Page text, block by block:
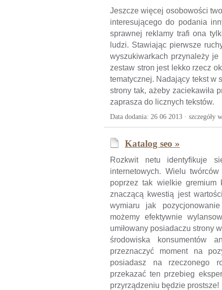
Jeszcze więcej osobowości
interesującego do podania
sprawnej reklamy trafi ona
ludzi. Stawiając pierwsze
wyszukiwarkach przynależy
zestaw stron jest lekko rzecz
tematycznej. Nadający tekst w
strony tak, ażeby zaciekawiła
zaprasza do licznych tekstów.
Data dodania: 26 06 2013 · szczegóły
Katalog seo »
Rozkwit netu identyfikuje
internetowych. Wielu
poprzez tak wielkie gremium
znaczącą kwestią jest
wymiaru jak
możemy efektywnie
umiłowany posiadaczu strony
środowiska konsumentów
przeznaczyć moment na
posiadasz na rzeczonego
przekazać ten przebieg
przyrządzeniu będzie prostsze!